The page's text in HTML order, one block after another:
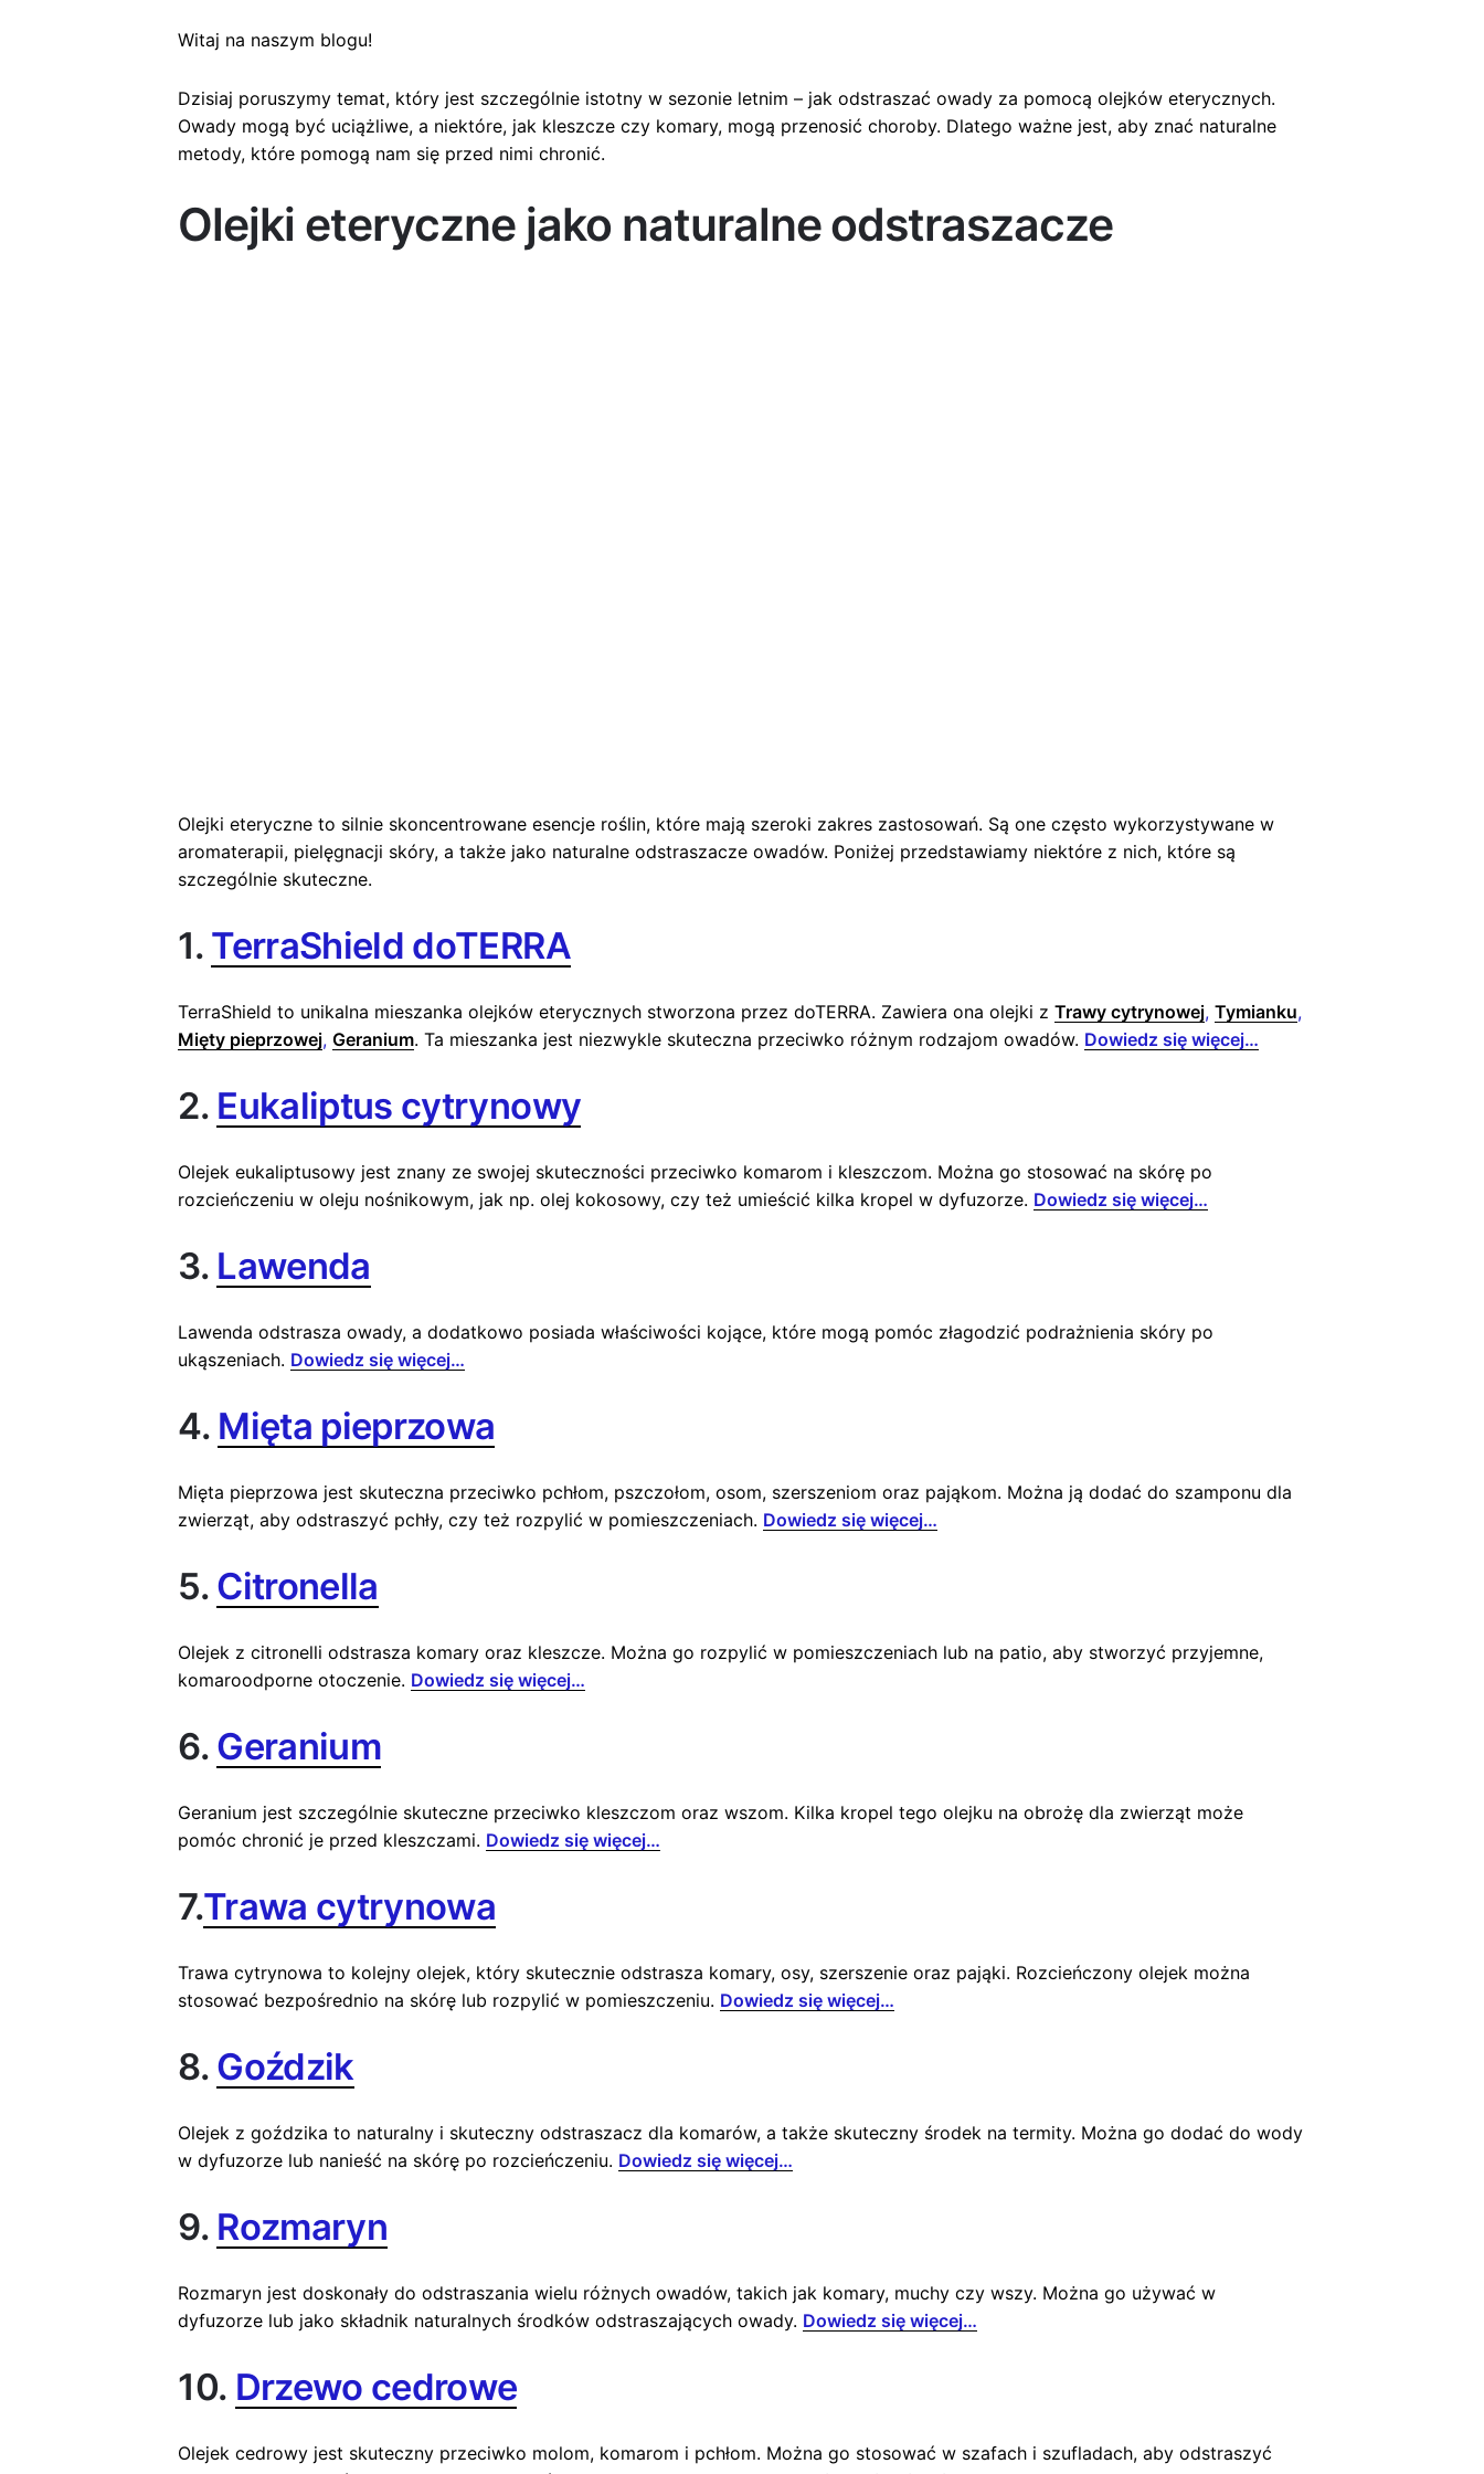
Witaj na naszym blogu!
Dzisiaj poruszymy temat, który jest szczególnie istotny w sezonie letnim – jak odstraszać owady za pomocą olejków eterycznych.
Owady mogą być uciążliwe, a niektóre, jak kleszcze czy komary, mogą przenosić choroby. Dlatego ważne jest, aby znać naturalne
metody, które pomogą nam się przed nimi chronić.
Olejki eteryczne jako naturalne odstraszacze
Olejki eteryczne to silnie skoncentrowane esencje roślin, które mają szeroki zakres zastosowań. Są one często wykorzystywane w
aromaterapii, pielęgnacji skóry, a także jako naturalne odstraszacze owadów. Poniżej przedstawiamy niektóre z nich, które są
szczególnie skuteczne.
1. TerraShield doTERRA
TerraShield to unikalna mieszanka olejków eterycznych stworzona przez doTERRA. Zawiera ona olejki zTrawy cytrynowej,Tymianku,
Mięty pieprzowej,Geranium. Ta mieszanka jest niezwykle skuteczna przeciwko różnym rodzajom owadów. Dowiedz się więcej…
2. Eukaliptus cytrynowy
Olejek eukaliptusowy jest znany ze swojej skuteczności przeciwko komarom i kleszczom. Można go stosować na skórę po
rozcieńczeniu w oleju nośnikowym, jak np. olej kokosowy, czy też umieścić kilka kropel w dyfuzorze. Dowiedz się więcej…
3. Lawenda
Lawenda odstrasza owady, a dodatkowo posiada właściwości kojące, które mogą pomóc złagodzić podrażnienia skóry po
ukąszeniach. Dowiedz się więcej…
4. Mięta pieprzowa
Mięta pieprzowa jest skuteczna przeciwko pchłom, pszczołom, osom, szerszeniom oraz pająkom. Można ją dodać do szamponu dla
zwierząt, aby odstraszyć pchły, czy też rozpylić w pomieszczeniach. Dowiedz się więcej…
5. Citronella
Olejek z citronelli odstrasza komary oraz kleszcze. Można go rozpylić w pomieszczeniach lub na patio, aby stworzyć przyjemne,
komaroodporne otoczenie. Dowiedz się więcej…
6. Geranium
Geranium jest szczególnie skuteczne przeciwko kleszczom oraz wszom. Kilka kropel tego olejku na obrożę dla zwierząt może
pomóc chronić je przed kleszczami. Dowiedz się więcej…
7.Trawa cytrynowa
Trawa cytrynowa to kolejny olejek, który skutecznie odstrasza komary, osy, szerszenie oraz pająki. Rozcieńczony olejek można
stosować bezpośrednio na skórę lub rozpylić w pomieszczeniu. Dowiedz się więcej…
8. Goździk
Olejek z goździka to naturalny i skuteczny odstraszacz dla komarów, a także skuteczny środek na termity. Można go dodać do wody
w dyfuzorze lub nanieść na skórę po rozcieńczeniu. Dowiedz się więcej…
9. Rozmaryn
Rozmaryn jest doskonały do odstraszania wielu różnych owadów, takich jak komary, muchy czy wszy. Można go używać w
dyfuzorze lub jako składnik naturalnych środków odstraszających owady. Dowiedz się więcej…
10. Drzewo cedrowe
Olejek cedrowy jest skuteczny przeciwko molom, komarom i pchłom. Można go stosować w szafach i szufladach, aby odstraszyć